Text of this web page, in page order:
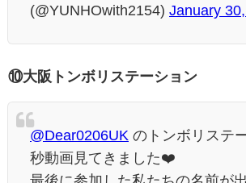
(@YUNHOwith2154) January
⑩大阪トンボリステーション
@Dear0206UK のトンボリステ
秒動画見てきました❤️